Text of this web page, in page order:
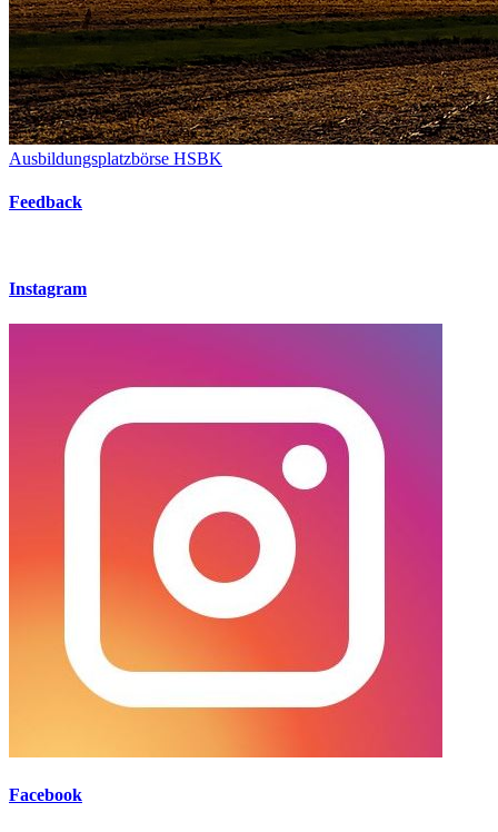
Ausbildungsplatzbörse HSBK
Feedback
Instagram
Facebook